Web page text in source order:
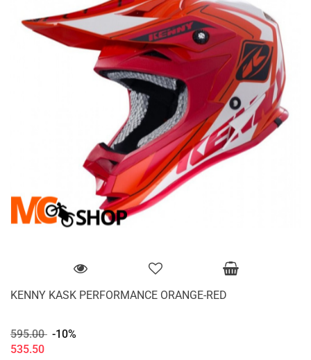
KENNY KASK PERFORMANCE ORANGE-RED
595.00 -10%
535.50